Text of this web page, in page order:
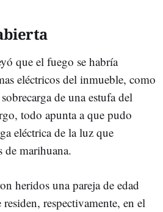
que el fuego se habría
eléctricos del inmueble, como
de una estufa del
todo apunta a que pudo
eléctrica de la luz que
de marihuana.
heridos una pareja de edad
respectivamente, en el